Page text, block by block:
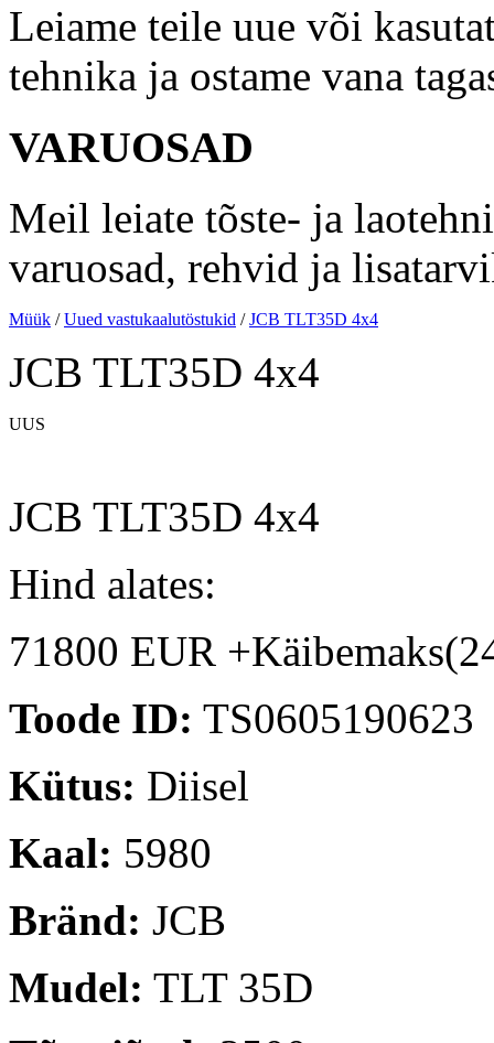
Leiame teile uue või
tehnika ja ostame vana
VARUOSAD
Meil leiate tõste- ja
varuosad, rehvid ja
Müük /Uued vastukaalutöstukid /JCB TLT35D 4x4
JCB TLT35D 4x4
UUS
JCB TLT35D 4x4
Hind alates:
71800 EUR
Toode ID: TS0605190623
Kütus: Diisel
Kaal: 5980
Bränd: JCB
Mudel: TLT 35D